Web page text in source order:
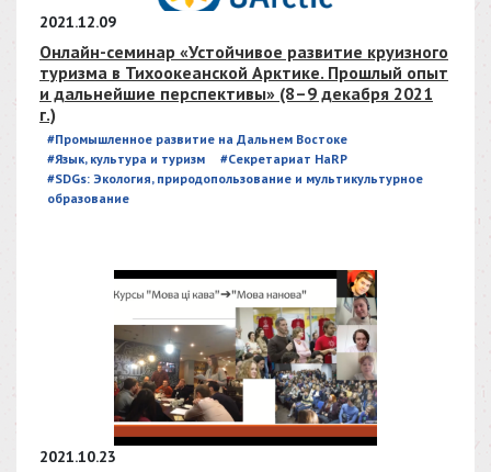
2021.12.09
Онлайн-семинар «Устойчивое развитие круизного
туризма в Тихоокеанской Арктике. Прошлый опыт
и дальнейшие перспективы» (8–9 декабря 2021
г.)
#Промышленное развитие на Дальнем Востоке
#Язык, культура и туризм
#Секретариат HaRP
#SDGs: Экология, природопользование и мультикультурное
образование
2021.10.23